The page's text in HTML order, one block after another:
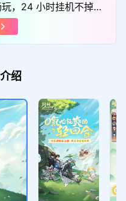
，24 小时挂机不掉
体验！
绍